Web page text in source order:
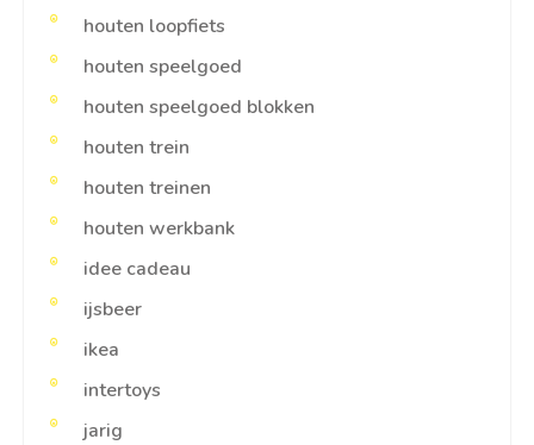
houten loopfiets
houten speelgoed
houten speelgoed blokken
houten trein
houten treinen
houten werkbank
idee cadeau
ijsbeer
ikea
intertoys
jarig